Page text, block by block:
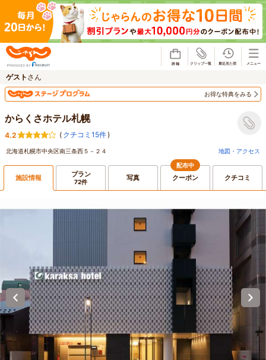
ゲスト さん
お得な特典をみる
からくさホテル札幌
4.2 ( クチコミ15件)
北海道札幌市中央区南三条西５－２４ 地図・アクセス
施設情報 プラン
72件 写真
配布中
クーポン クチコミ